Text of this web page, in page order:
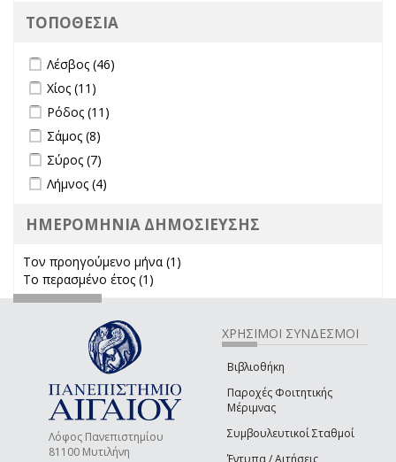
ΤΟΠΟΘΕΣΙΑ
Apply Λέσβος filter
Λέσβος (46)
Apply Χίος filter
Χίος (11)
Apply Ρόδος filter
Ρόδος (11)
Apply Σάμος filter
Σάμος (8)
Apply Σύρος filter
Σύρος (7)
Apply Λήμνος filter
Λήμνος (4)
ΗΜΕΡΟΜΗΝΙΑ ΔΗΜΟΣΙΕΥΣΗΣ
Τον προηγούμενο μήνα (1)
Το περασμένο έτος (1)
Λόφος Πανεπιστημίου
81100 Μυτιλήνη
ΧΡΗΣΙΜΟΙ ΣΥΝΔΕΣΜΟΙ
Βιβλιοθήκη
Παροχές Φοιτητικής
Μέριμνας
Συμβουλευτικοί Σταθμοί